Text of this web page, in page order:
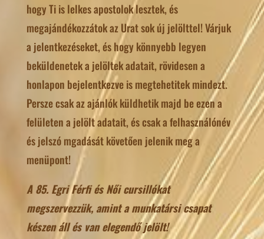
hogy Ti is lelkes apostolok lesztek, és
megajándékozzátok az Urat sok új jelölttel! Várjuk
a jelentkezéseket, és hogy könnyebb legyen
beküldenetek a jelöltek adatait, rövidesen a
honlapon bejelentkezve is megtehetitek mindezt.
Persze csak az ajánlók küldhetik majd be ezen a
felületen a jelölt adatait, és csak a felhasználónév
és jelszó mgadását követően jelenik meg a
menüpont!
A 85. Egri Férfi és Női cursillókat
megszervezzük, amint a munkatársi csapat
készen áll és van elegendő jelölt!